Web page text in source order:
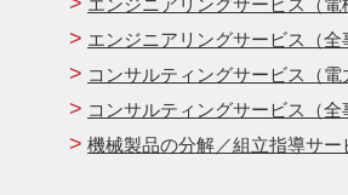
エンジニアリングサービス（電
エンジニアリングサービス（全
コンサルティングサービス（電
コンサルティングサービス（全
機械製品の分解／組立指導サー